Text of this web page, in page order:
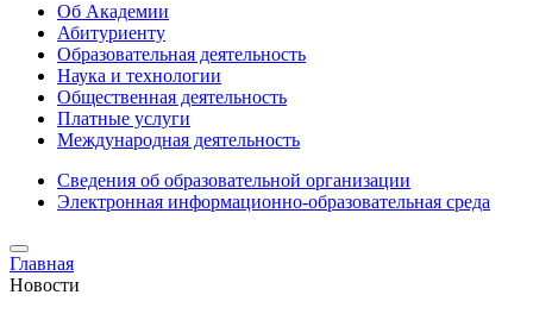
Об Академии
Абитуриенту
Образовательная деятельность
Наука и технологии
Общественная деятельность
Платные услуги
Международная деятельность
Сведения об образовательной организации
Электронная информационно-образовательная среда
Главная
Новости